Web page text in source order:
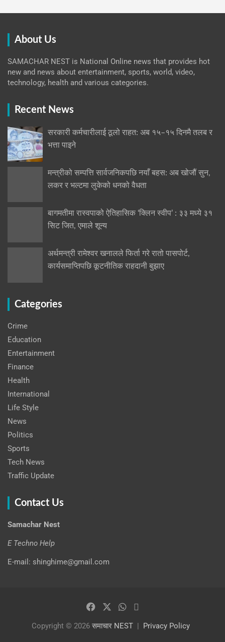
About Us
SAMACHAR NEST is National Online news that provides hot
new and news about entertainment, sports, world, video,
technology, health and various categories.
Recent News
सरकारी कर्मचारीलाई ठूलो राहत: अब १५–१५ दिनमै तलब र
भत्ता पाइने
मन्त्रीको सम्पत्ति सार्वजनिकपछि नयाँ बहस: अब खोजौं सुन,
लकर र भल्टमा लुकेको धनको वैधता
बागमतीमा रास्वपाको ऐतिहासिक ‘क्लिन स्वीप’ : ३३ मध्ये ३१
सिट जित, एमाले शून्य
अर्थमन्त्री रामेश्वर खनालले फिर्ता गरे रातो पासपोर्ट,
कार्यसमाप्तिपछि कूटनीतिक राहदानी बुझाए
Categories
Crime
Education
Entertainment
Finance
Health
International
Life Style
News
Politics
Sports
Tech News
Traffic Update
Contact Us
Samachar Nest
E Techno Help
E-mail: shinghime@gmail.com
Copyright © 2026 समाचार NEST Privacy Policy